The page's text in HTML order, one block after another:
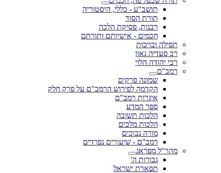
תושב"ע - כללי, היסטוריה
תורת הסוד
רבנות, פסיקת הלכה
חכמים - אישיותם ותורתם
תפילה וברכות
רב סעדיה גאון
רבי יהודה הלוי
רמב"ם
שמונה פרקים
הקדמה לפירוש הרמב"ם על פרק חלק
איגרות רמב"ם
ספר המדע
הלכות תשובה
הלכות מלכים
מורה נבוכים
רמב"ם - שיעורים נפרדים
מהר"ל מפראג
גבורות ה'
תפארת ישראל